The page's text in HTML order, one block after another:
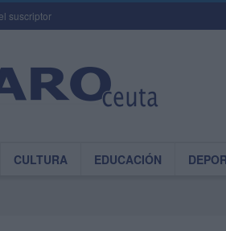
suscriptor
CULTURA EDUCACIÓN